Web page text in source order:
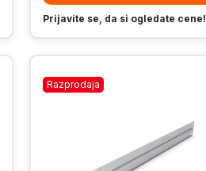
Prijavite se, da si ogledate cene!
Razprodaja